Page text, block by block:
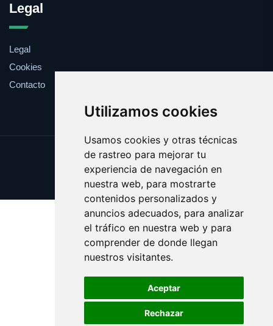
Utilizamos cookies
Usamos cookies y otras técnicas
de rastreo para mejorar tu
experiencia de navegación en
nuestra web, para mostrarte
contenidos personalizados y
anuncios adecuados, para analizar
el tráfico en nuestra web y para
comprender de donde llegan
nuestros visitantes.
Aceptar
Rechazar
Legal
Legal
Cookies
Contacto
Update cookies preferences
Copyright © 2025 claveles.es